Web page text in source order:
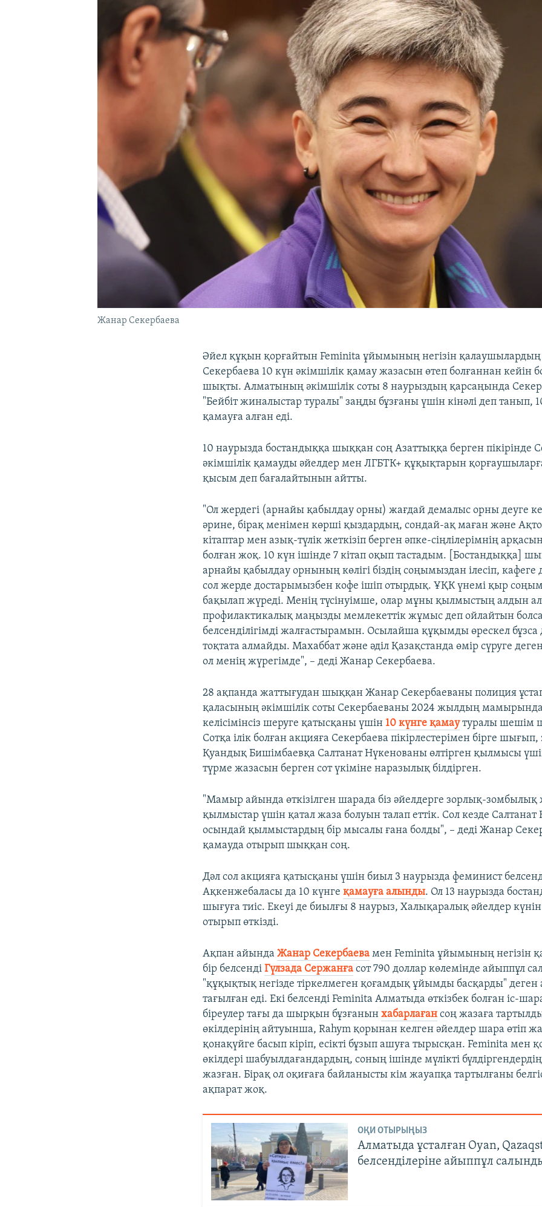
Жанар Секербаева
Әйел құқын қорғайтын Feminita ұйымының негізін қалаушылардың
Секербаева 10 күн әкімшілік қамау жазасын өтеп болғаннан кейін
шықты. Алматының әкімшілік соты 8 наурыздың қарсаңында
"Бейбіт жиналыстар туралы" заңды бұзғаны үшін кінәлі деп танып,
қамауға алған еді.
10 наурызда бостандыққа шыққан соң Азаттыққа берген пікірінде
әкімшілік қамауды әйелдер мен ЛГБТК+ құқықтарын
қысым деп бағалайтынын айтты.
"Ол жердегі (арнайы қабылдау орны) жағдай демалыс орны деуге
әрине, бірақ менімен көрші қыздардың, сондай-ақ маған және
кітаптар мен азық-түлік жеткізіп берген әпке-сіңлілерімнің
болған жоқ. 10 күн ішінде 7 кітап оқып тастадым. [Бостандыққа]
арнайы қабылдау орнының көлігі біздің соңымыздан ілесіп, кафеге
сол жерде достарымызбен кофе ішіп отырдық. ҰҚК үнемі қыр
бақылап жүреді. Менің түсінуімше, олар мұны қылмыстың алдын
профилактикалық маңызды мемлекеттік жұмыс деп ойлайтын
белсенділігімді жалғастырамын. Осылайша құқымды өрескел бұзса
тоқтата алмайды. Махаббат және әділ Қазақстанда өмір сүруге
ол менің жүрегімде", – деді Жанар Секербаева.
28 ақпанда жаттығудан шыққан Жанар Секербаеваны полиция
қаласының әкімшілік соты Секербаеваны 2024 жылдың мамырында
келісімінсіз шеруге қатысқаны үшін 10 күнге қамаутуралы шешім
Сотқа ілік болған акцияға Секербаева пікірлестерімен бірге
Қуандық Бишімбаевқа Салтанат Нүкенованы өлтірген қылмысы
түрме жазасын берген сот үкіміне наразылық білдірген.
"Мамыр айында өткізілген шарада біз әйелдерге зорлық-зомбылық
қылмыстар үшін қатал жаза болуын талап еттік. Сол кезде Салтанат
осындай қылмыстардың бір мысалы ғана болды", – деді Жанар
қамауда отырып шыққан соң.
Дәл сол акцияға қатысқаны үшін биыл 3 наурызда феминист
Ақкенжебаласы да 10 күнгеқамауға алынды. Ол 13 наурызда
шығуға тиіс. Екеуі де биылғы 8 наурыз, Халықаралық әйелдер
отырып өткізді.
Ақпан айындаЖанар Секербаева мен Feminita ұйымының негізін
бір белсендіГүлзада Сержанға сот 790 доллар көлемінде айыппұл
"құқықтық негізде тіркелмеген қоғамдық ұйымды басқарды"
тағылған еді. Екі белсенді Feminita Алматыда өткізбек болған іс-
біреулер тағы да шырқын бұзғанынхабарлаған соң жазаға
өкілдерінің айтуынша, Rahym қорынан келген әйелдер шара өтіп
қонақүйге басып кіріп, есікті бұзып ашуға тырысқан. Feminita мен
өкілдері шабуылдағандардың, соның ішінде мүлікті
жазған. Бірақ ол оқиғаға байланысты кім жауапқа тартылғаны
ақпарат жоқ.
ОҚИ ОТЫРЫҢЫЗ
Алматыда ұсталған Oyan,
белсенділеріне айыппұл